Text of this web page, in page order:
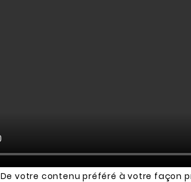
De votre contenu préféré à votre façon